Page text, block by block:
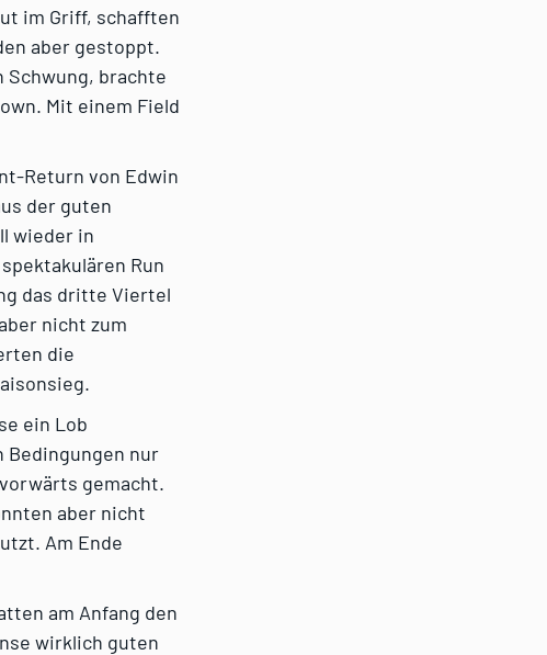
im Griff, schafften
aber gestoppt.
Schwung, brachte
Mit einem Field
Return von Edwin
der guten
wieder in
Run
das dritte Viertel
nicht zum
die
ein Lob
Bedingungen nur
gemacht.
aber nicht
Am Ende
am Anfang den
wirklich guten